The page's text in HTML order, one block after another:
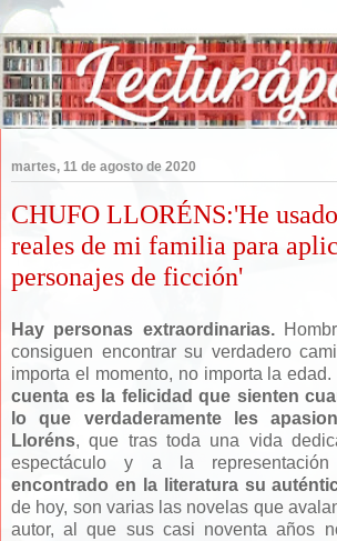
martes, 11 de agosto de 2020
CHUFO LLORÉNS:'He
reales de mi familia para
personajes de ficción'
Hay personas extraordinarias.
consiguen encontrar su verdadero
importa el momento, no importa la edad.
cuenta es la felicidad que sienten
lo que verdaderamente les
Lloréns, que tras toda una vida
espectáculo y a la
encontrado en la literatura su
de hoy, son varias las novelas que
autor, al que sus casi noventa años